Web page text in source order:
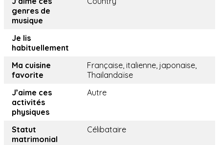
genres de
musique
Je lis
habituellement
Ma cuisine
favorite
Française, italienne, japonaise,
Thailandaïse
J’aime ces
activités
physiques
Autre
Statut
matrimonial
Célibataire